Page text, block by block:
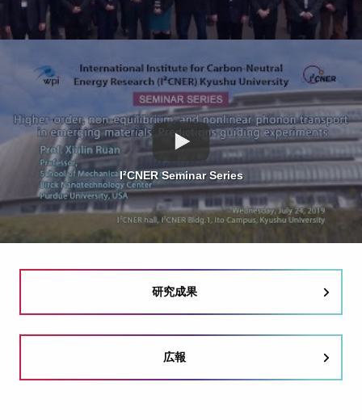
I²CNER Seminar Series
研究成果
広報